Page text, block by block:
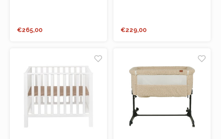
€265,00 €229,00